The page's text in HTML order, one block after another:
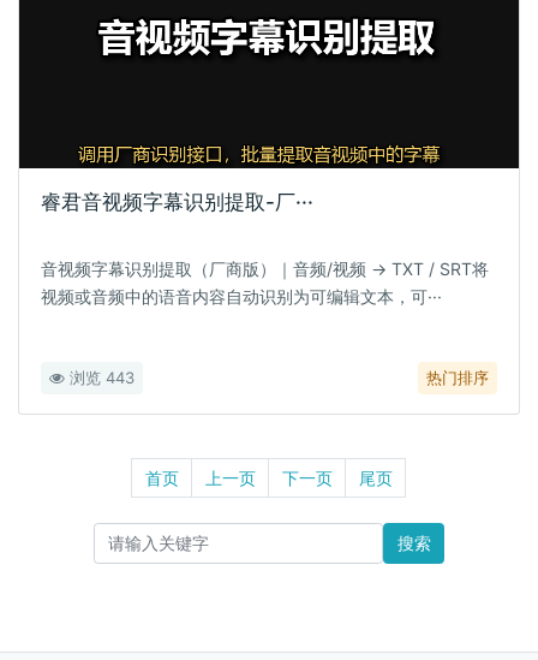
睿君音视频字幕识别提取-厂···
音视频字幕识别提取（厂商版）｜音频/视频 → TXT / SRT将
视频或音频中的语音内容自动识别为可编辑文本，可···
浏览 443 热门排序
首页 上一页 下一页 尾页
搜索